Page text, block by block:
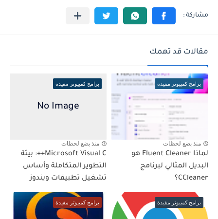
مقالات قد تهمك
برامج كمبيوتر مفيدة
منذ بضع لحظات
لماذا Fluent Cleaner هو
البديل المثالي لبرنامج
CCleaner؟
برامج كمبيوتر مفيدة
منذ بضع لحظات
Microsoft Visual C++: بيئة
التطوير المتكاملة وأساس
تشغيل تطبيقات ويندوز
برامج كمبيوتر مفيدة برامج كمبيوتر مفيدة